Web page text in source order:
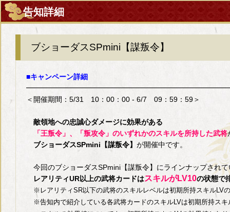
告知詳細
ブショーダスSPmini【謀叛令】
■キャンペーン詳細
＜開催期間：5/31 10：00：00 - 6/7 09：59：59＞
敵領地への忠誠心ダメージに効果がある
「王叛令」、「叛攻令」のいずれかのスキルを所持した武将
ブショーダスSPmini【謀叛令】 が開催中です。
今回のブショーダスSPmini【謀叛令】にラインナップされて
レアリティUR以上の武将カードはスキルがLV10の状態で
※レアリティSR以下の武将のスキルレベルは初期所持スキル
※告知内で紹介している各武将カードのスキルLVは初期所持スキ